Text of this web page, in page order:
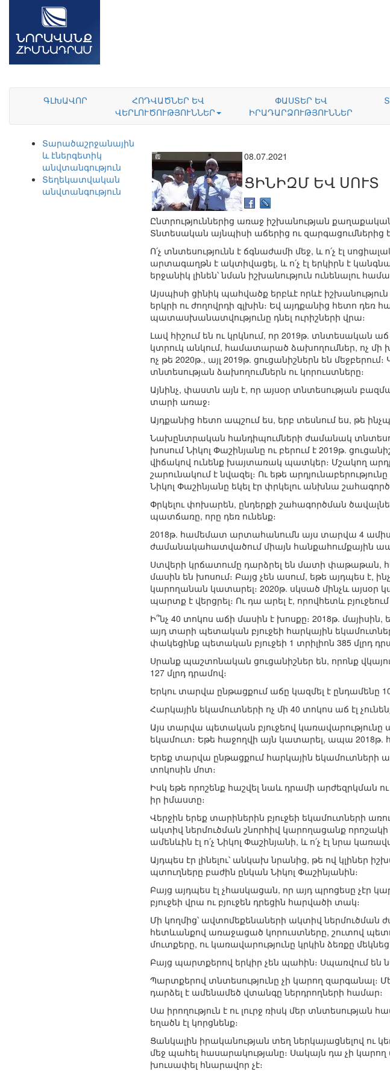
ԳԼԽԱՎՈՐ
ՀՈԴՎԱԾՆԵՐ ԵՎ
ՎԵՐԼՈՒԾՈՒԹՅՈՒՆՆԵՐ
ՓԱՍՏԵՐ ԵՎ
ԻՐԱԴԱՐՁՈՒԹՅՈՒՆՆԵՐ
Տարածաշրջանային
և էներգետիկ
անվտանգություն
Տեղեկատվական
անվտանգություն
08.07.2021
ՑԻՆԻԶՄ ԵՎ ՍՈՒՏ
Ընտրություններից առաջ իշխանության
Տնտեսական այնպիսի աճերից ու զարգացումներից
Ո՛չ տնտեսությունն է ճգնաժամի մեջ, և ո՛չ էլ
արտագաղթն է ակտիվացել, և ո՛չ էլ երկիրն է
երջանիկ լինեն՝ նման իշխանություն ունենալու
Այսպիսի ցինիկ պահվածք երբևէ որևէ
երկրի ու ժողովրդի գլխին։ Եվ այդքանից հետո դեռ
պատասխանատվությունը դնել ուրիշների վրա։
Լավ հիշում են ու կրկնում, որ 2019թ. տնտեսական
կտրուկ անկում, համատարած ձախողումներ, ոչ մի
ոչ թե 2020թ., այլ 2019թ. ցուցանիշներն են
տնտեսության ձախողումներն ու կորուստները։
Այնինչ, փաստն այն է, որ այսօր տնտեսության
տարի առաջ։
Այդքանից հետո ապշում ես, երբ տեսնում ես, թե
Նախընտրական հանդիպումների ժամանակ
խոսում Նիկոլ Փաշինյանը ու բերում է 2019թ.
վիճակով ունենք խայտառակ պատկեր։ Մշակող
շարունակում է նվազել։ Ու եթե
Նիկոլ Փաշինյանը եկել էր փրկելու անխնա
Փրկելու փոխարեն, ընդերքի շահագործման
պատճառը, որը դեռ ունենք։
2018թ. համեմատ արտահանումն այս տարվա 4
ժամանակահատվածում միայն հանքահումքային
Ստվերի կրճատումը դարձրել են մատի փաթաթան,
մասին են խոսում։ Բայց չեն ասում, եթե այդպես է,
կարողանան կատարել։ 2020թ. սկսած մինչև այսօր
պարտք է վերցրել։ Ու դա արել է, որովհետև
Ի՞նչ 40 տոկոս աճի մասին է խոսքը։ 2018թ.
այդ տարի պետական բյուջեի հարկային
փակեցինք պետական բյուջեի 1 տրիլիոն 385 մլրդ
Սրանք պաշտոնական ցուցանիշներ են, որոնք
127 մլրդ դրամով։
Երկու տարվա ընթացքում աճը կազմել է ընդամենը
Հարկային եկամուտների ոչ մի 40 տոկոս աճ էլ
Այս տարվա պետական բյուջեով կառավարությունը
եկամուտ։ Եթե հաջողվի այն կատարել, ապա 2018թ.
Երեք տարվա ընթացքում հարկային եկամուտների
տոկոսին մոտ։
Իսկ եթե որոշենք հաշվել նաև դրամի արժեզրկման
իր իմաստը։
Վերջին երեք տարիներին բյուջեի եկամուտների
ակտիվ ներմուծման շնորհիվ կարողացանք որոշակի
ամենևին էլ ո՛չ Նիկոլ Փաշինյանի, և ո՛չ էլ նրա
Այդպես էր լինելու՝ անկախ նրանից, թե ով կլիներ
պտուղները բաժին ընկան Նիկոլ Փաշինյանին։
Բայց այդպես էլ չհասկացան, որ այդ պրոցեսը չէր
բյուջեի վրա ու բյուջեն դրեցին հարվածի տակ։
Մի կողմից՝ ավտոմեքենաների ակտիվ ներմուծման
հետևանքով առաջացած կորուստները, շուտով
մուտքերը, ու կառավարությունը կրկին ձեռքը
Բայց պարտքերով երկիր չեն պահին։ Սպառվում են
Պարտքերով տնտեսությունը չի կարող զարգանալ։
դարձել է ամենամեծ վտանգը ներդրողների համար։
Սա իրողություն է ու լուրջ ռիսկ մեր
եղածն էլ կորցնենք։
Ցանկալին իրականության տեղ ներկայացնելով ու
մեջ պահել հասարակությանը։ Սակայն դա չի կարող
խուսափել հնարավոր չէ։